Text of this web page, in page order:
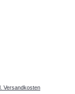
Versandkosten